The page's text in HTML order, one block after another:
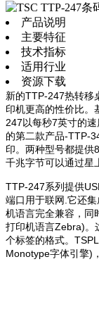
产品说明
主要特征
技术指标
适用行业
资源下载
新的TTP-247热转移
印机更高的性价比。
247以每秒7英寸的
的第二款产品-TTP-
印。两种型号都提供
千兆字节可以通过星
TTP-247系列提供
端口用于联网.它还
机语言完全兼容，同
打印机语言Zebra)。
个标签的格式。
Monotype字体引擎)